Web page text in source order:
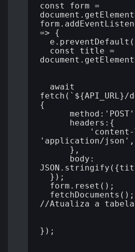
const form =
=> {
const title =
await
fetch(`${API_URL}/
{
headers:{
'content-
'application/json',
},
body:
});
form.reset();
fetchDocuments();
//Atualiza a tabela
});